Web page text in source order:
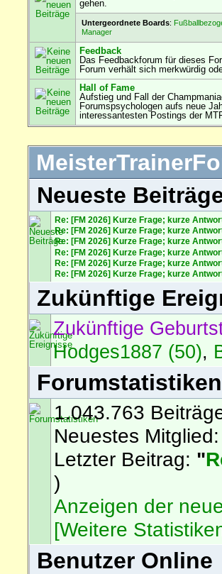
gehen.
Untergeordnete Boards:
Manager
Feedback
Das Feedbackforum für dieses
Forum verhält sich merkwürdig
Hall of Fame
Aufstieg und Fall der
Forumspsychologen aufs neue
interessantesten Postings der
Neueste
Re: [FM 2026] Kurze Frage; kurze
Re: [FM 2026] Kurze Frage; kurze
Re: [FM 2026] Kurze Frage; kurze
Re: [FM 2026] Kurze Frage; kurze
Re: [FM 2026] Kurze Frage; kurze
Re: [FM 2026] Kurze Frage; kurze
Zukünftige
Zukünftige
Hodges1887 (50),
Forumstatistiken
1.043.763
Neuestes Mitglied:
Letzter Beitrag: "
)
Anzeigen der
[Weitere
Benutzer Online